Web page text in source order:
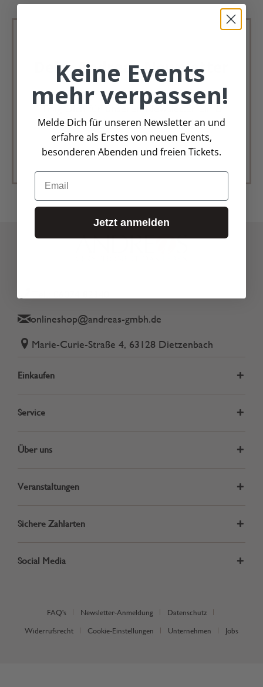
Deko Andreas Newsletter
Immer schön, immer aktuell.
Trag Dich für unseren Newsletter ein &
verpasse keine Angebote mehr
Zur Newsletter Anmeldung
onlineshop@andreas-gmbh.de
Marie-Curie-Straße 4, 63128 Dietzenbach
Einkaufen
Service
Über uns
Veranstaltungen
Sichere Zahlarten
Social Media
FAQ's Newsletter-Anmeldung Datenschutz
Widerrufsrecht Cookie-Einstellungen Unternehmen Jobs
Keine Events
mehr verpassen!
Melde Dich für unseren Newsletter an und
erfahre als Erstes von neuen Events,
besonderen Abenden und freien Tickets.
Email
Jetzt anmelden